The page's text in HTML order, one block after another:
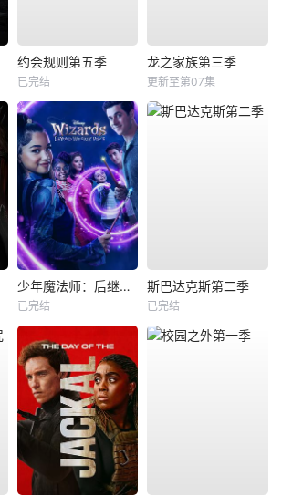
约会规则第五季
已完结
龙之家族第三季
更新至第07集
少年魔法师：后继者第三季
已完结
斯巴达克斯第二季
已完结